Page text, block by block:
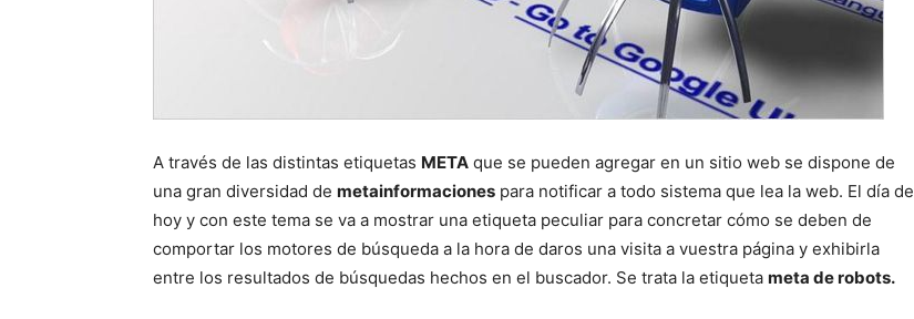
A través de las distintas etiquetas META que se pueden agregar en un sitio web se dispone de
una gran diversidad de metainformaciones para notificar a todo sistema que lea la web. El día de
hoy y con este tema se va a mostrar una etiqueta peculiar para concretar cómo se deben de
comportar los motores de búsqueda a la hora de daros una visita a vuestra página y exhibirla
entre los resultados de búsquedas hechos en el buscador. Se trata la etiqueta meta de robots.